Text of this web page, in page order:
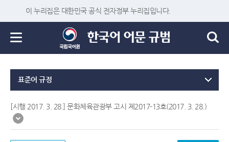
이 누리집은 대한민국 공식 전자정부 누리집입니다.
표준어 규정
[시행 2017. 3. 28.] 문화체육관광부 고시 제2017-13호(2017. 3. 28.)